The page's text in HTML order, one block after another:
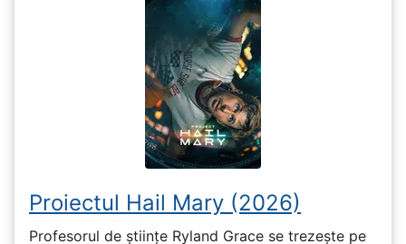
Proiectul Hail Mary (2026)
Profesorul de științe Ryland Grace se trezește pe